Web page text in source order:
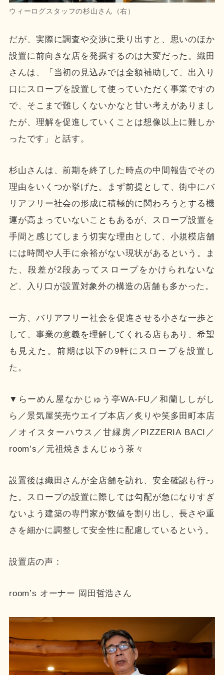
ウィーログスタッフの杉山さん（右）
だが、実際に調査や交渉に乗り出すと、思いのほか
設置に前向きな店を発掘するのは大変だった。織田
さんは、「当初の見込みでは全額補助して、出入り
口にスロープを設置して使っていただく事業ですの
で、そこまで難しくないかなと甘い考えがありまし
たが、理解を促進していくことは想像以上に難しか
ったです」と話す。
杉山さんは、前期を終了した時点の中間報告でその
理由をいくつか挙げた。まず前提として、街中にバ
リアフリー社会の形成に積極的に関わろうとする機
運が高まっていないこともあるが、スロープ設置を
手間と感じてしまう切実な理由として、小規模店舗
には時間や人手に余裕がない現状があるという。ま
た、段差が2段あってスロープをかけられないな
ど、入り口が設置対象外の構造の店舗も多かった。
一方、バリアフリー社会を促進させる小さな一歩と
して、事業の意義を理解してくれる店もあり、希望
も見えた。前期は以下の9軒にスロープを設置し
た。
▼らーめん屋なかじゅう亭WA-FU／和蘭ししがし
ら／景気屋笑売ウエイブ本店／炙りや笑多田町本店
／オイスターハウス／甘縁房／PIZZERIA BACI／
room’s／元祖焼きまんじゅう茶々
設置後は織田さんが全店舗を訪れ、安全確認も行っ
た。スロープの設置に際しては勾配が急になりすぎ
ないよう建築の専門家が数値を割り出し、長さや重
さを細かに調整して安全性に配慮しているという。
設置店の声：
room’s オーナー 岡田哲浩さん